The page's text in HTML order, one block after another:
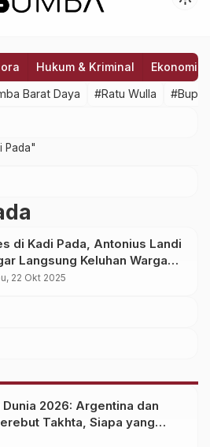
Hukum & Kriminal Ekonomi
Barat Daya #Ratu Wulla
Pada"
di Kadi Pada, Antonius Landi
Langsung Keluhan Warga
hingga ASF
22 Okt 2025
Dunia 2026: Argentina dan
Takhta, Siapa yang